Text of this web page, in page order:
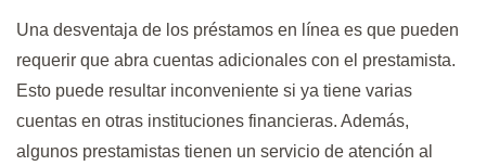
Una desventaja de los préstamos en línea es que pueden
requerir que abra cuentas adicionales con el prestamista.
Esto puede resultar inconveniente si ya tiene varias
cuentas en otras instituciones financieras. Además,
algunos prestamistas tienen un servicio de atención al